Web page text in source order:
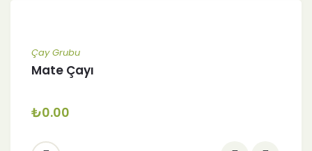
Çay Grubu
Mate Çayı
₺0.00